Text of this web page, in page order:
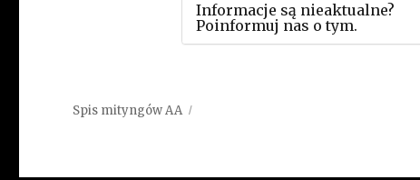
Informacje są nieaktualne?
Poinformuj nas o tym.
Spis mityngów AA